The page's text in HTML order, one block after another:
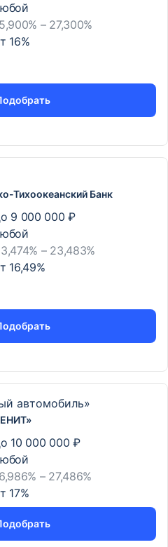
– 27,300%
16%
Тихоокеанский Банк
9 000 000 ₽
– 23,483%
16,49%
автомобиль»
10 000 000 ₽
– 27,486%
17%